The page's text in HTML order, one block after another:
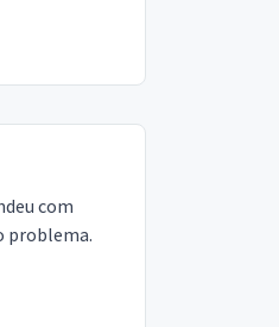
com
problema.